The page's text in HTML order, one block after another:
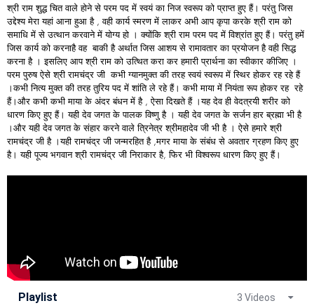
श्री राम शुद्ध चित वाले होने से परम पद में स्वयं का निज स्वरूप को प्राप्त हुए हैं। परंतु जिस
उद्देश्य मेरा यहां आना हुआ है , वही कार्य स्मरण में लाकर अभी आप कृपा करके श्री राम को
समाधि में से उत्थान करवाने में योग्य हो । क्योंकि श्री राम परम पद में विश्रांत हुए हैं। परंतु हमें
जिस कार्य को करनाहै वह बाकी है अर्थात जिस आशय से रामावतार का प्रयोजन है वही सिद्ध
करना है । इसलिए आप श्री राम को उत्थित करा कर हमारी प्रार्थना का स्वीकार कीजिए ।
परम पुरुष ऐसे श्री रामचंद्र जी कभी ग्यानमुक्त की तरह स्वयं स्वरूप में स्थिर होकर रह रहे हैं
।कभी नित्य मुक्त की तरह तुरिय पद में शांति ले रहे हैं। कभी माया में नियंता रूप होकर रह रहे
हैं।और कभी कभी माया के अंदर बंधन में है , ऐसा दिखते हैं ।यह देव ही वेदत्रयी शरीर को
धारण किए हुए हैं। यही देव जगत के पालक विष्णु है । यही देव जगत के सर्जन हार ब्रह्मा भी है
।और यही देव जगत के संहार करने वाले त्रिनेत्र श्रीमहादेव जी भी है । ऐसे हमारे श्री
रामचंद्र जी है ।यही रामचंद्र जी जन्मरहित है ,मगर माया के संबंध से अवतार ग्रहण किए हुए
है। यही पूज्य भगवान श्री रामचंद्र जी निराकार है, फिर भी विश्वरूप धारण किए हुए हैं।
Playlist 3 Videos